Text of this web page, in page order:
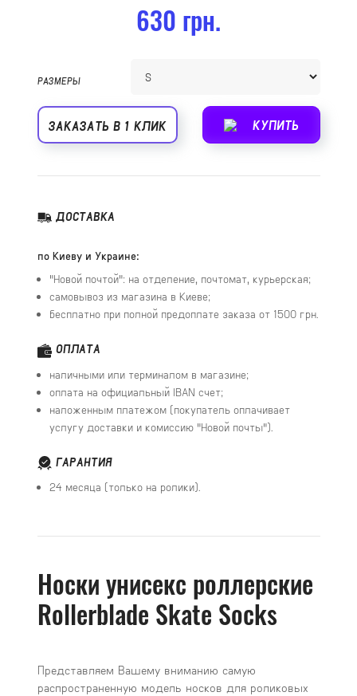
630 грн.
РАЗМЕРЫ
КУПИТЬ
ЗАКАЗАТЬ В 1 КЛИК
ДОСТАВКА
по Киеву и Украине:
"Новой почтой": на отделение, почтомат, курьерская;
самовывоз из магазина в Киеве;
бесплатно при полной предоплате заказа от 1500 грн.
ОПЛАТА
наличными или терминалом в магазине;
оплата на официальный IBAN счет;
наложенным платежом (покупатель оплачивает
услугу доставки и комиссию "Новой почты").
ГАРАНТИЯ
24 месяца (только на ролики).
Носки унисекс роллерские
Rollerblade Skate Socks
Представляем Вашему вниманию самую
распространенную модель носков для роликовых